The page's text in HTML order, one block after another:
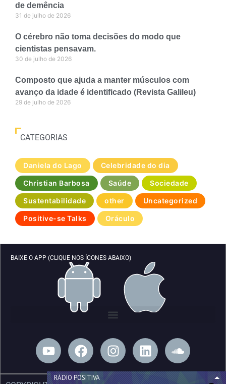
de demência
31 de julho de 2026
O cérebro não toma decisões do modo que
cientistas pensavam.
30 de julho de 2026
Composto que ajuda a manter músculos com
avanço da idade é identificado (Revista Galileu)
29 de julho de 2026
CATEGORIAS
Daniela do Lago Celebridade do dia
Christian Barbosa Saúde Sociedade
Sustentabilidade other Uncategorized
Positive-se Talks Oráculo
BAIXE O APP (CLIQUE NOS ÍCONES ABAIXO)
Y
o
u
F
a
c
I
n
s
L
i
n
S
o
u
RÁDIO POSITIVA